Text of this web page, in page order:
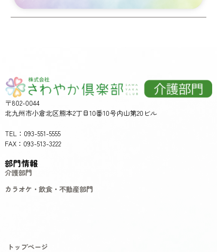
〒802-0044
北九州市小倉北区熊本2丁目10番10号内山第20ビル
TEL：093-551-5555
FAX：093-513-3222
部門情報
介護部門
カラオケ・飲食・不動産部門
トップページ